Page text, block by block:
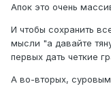
Апок это очень
И чтобы сохранить
мысли "а давайте
первых дать четкие
А во-вторых,